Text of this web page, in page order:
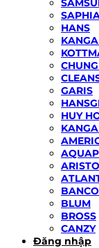
HANS
GARIS
HUY
BLUM
BROSS
CANZY
Đăng nhập